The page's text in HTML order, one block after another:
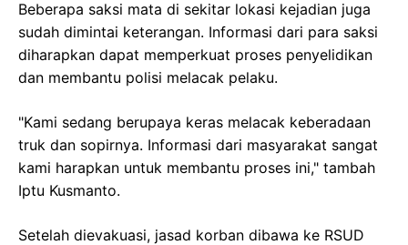
Beberapa saksi mata di sekitar lokasi kejadian juga
sudah dimintai keterangan. Informasi dari para saksi
diharapkan dapat memperkuat proses penyelidikan
dan membantu polisi melacak pelaku.
"Kami sedang berupaya keras melacak keberadaan
truk dan sopirnya. Informasi dari masyarakat sangat
kami harapkan untuk membantu proses ini," tambah
Iptu Kusmanto.
Setelah dievakuasi, jasad korban dibawa ke RSUD